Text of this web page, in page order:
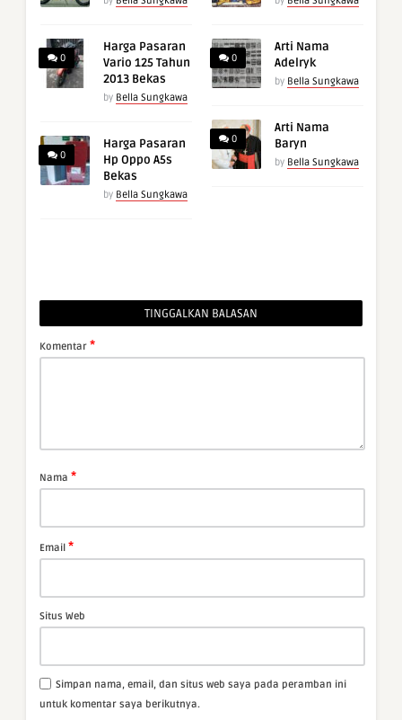
0
Harga Pasaran
Vario 125 Tahun
2013 Bekas
by Bella Sungkawa
0
Harga Pasaran
Hp Oppo A5s
Bekas
by Bella Sungkawa
0
Arti Nama
Adelryk
by Bella Sungkawa
0
Arti Nama
Baryn
by Bella Sungkawa
TINGGALKAN BALASAN
Komentar *
Nama *
Email *
Situs Web
Simpan nama, email, dan situs web saya pada peramban ini
untuk komentar saya berikutnya.